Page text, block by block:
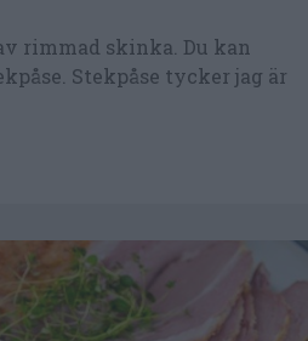
rimmad skinka. Du kan
Stekpåse tycker jag är